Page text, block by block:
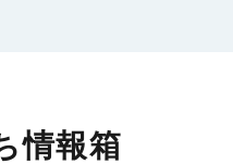
情報箱